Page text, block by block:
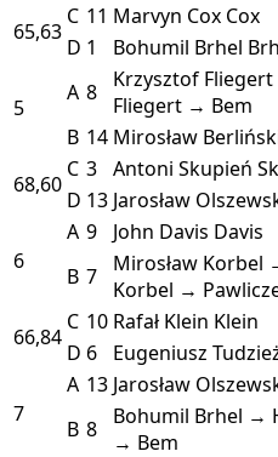
65,63
C 11 Marvyn Cox Cox
D 1 Bohumil Brhel
5
A 8
Krzysztof
Fliegert → Bem
B 14 Mirosław
68,60
C 3 Antoni Skupień
D 13 Jarosław
6
A 9 John Davis Davis
B 7
Mirosław Korbel
Korbel →
66,84
C 10 Rafał Klein Klein
D 6 Eugeniusz
7
A 13 Jarosław
B 8 Bohumil Brhel →
→ Bem